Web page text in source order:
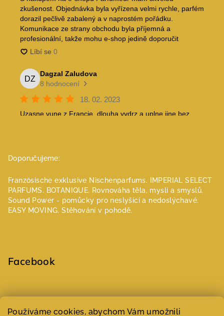
Používáme cookies, abychom Vám umožnili
Doporučujeme:
Französische exklusive Nischenparfums. IMPERIAL SELECT
PARFUMS. BOTANIQUE. Rovnováha těla, mysli a smyslů.
Sound Power - pomůcky pro neslyšící a nedoslýchavé.
EASY MOVING. Stěhování v pohodě.
Facebook